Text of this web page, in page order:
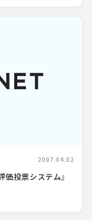
2007.04.02
価投票システム』